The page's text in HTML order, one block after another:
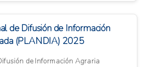
de Difusión de Información
(PLANDIA) 2025
de Información Agraria